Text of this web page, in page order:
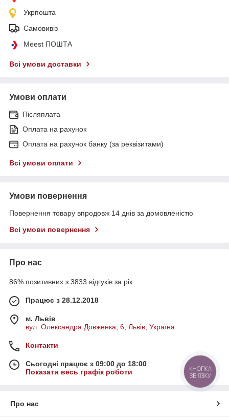
Укрпошта
Самовивіз
Meest ПОШТА
Всі умови доставки
Умови оплати
Післяплата
Оплата на рахунок
Оплата на рахунок банку (за реквізитами)
Всі умови оплати
Умови повернення
Повернення товару впродовж 14 днів за домовленістю
Всі умови повернення
Про нас
86% позитивних з 3833 відгуків за рік
Працює з 28.12.2018
м. Львів
вул. Олександра Довженка, 6, Львів, Україна
Контакти
Сьогодні працює з 09:00 до 18:00
Показати весь графік роботи
Про нас
КНОПКА
ЗВ'ЯЗКУ